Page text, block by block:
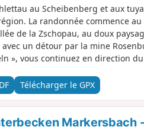
au Scheibenberg et aux
La randonnée commence
de la Zschopau, au doux
un détour par la mine
», vous continuez en direction
avec soin, vous
Steig, vous atteindrez
avoir passé les tremplins
» (tuyaux d'orgue), le chemin
Télécharger le GPX
Markersbach